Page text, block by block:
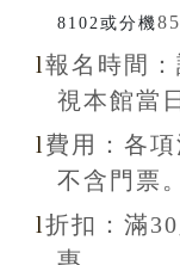
8102或分機
l報名 時間：
視本館當
l 費用：各
不含 門票。
l折扣 ：滿30